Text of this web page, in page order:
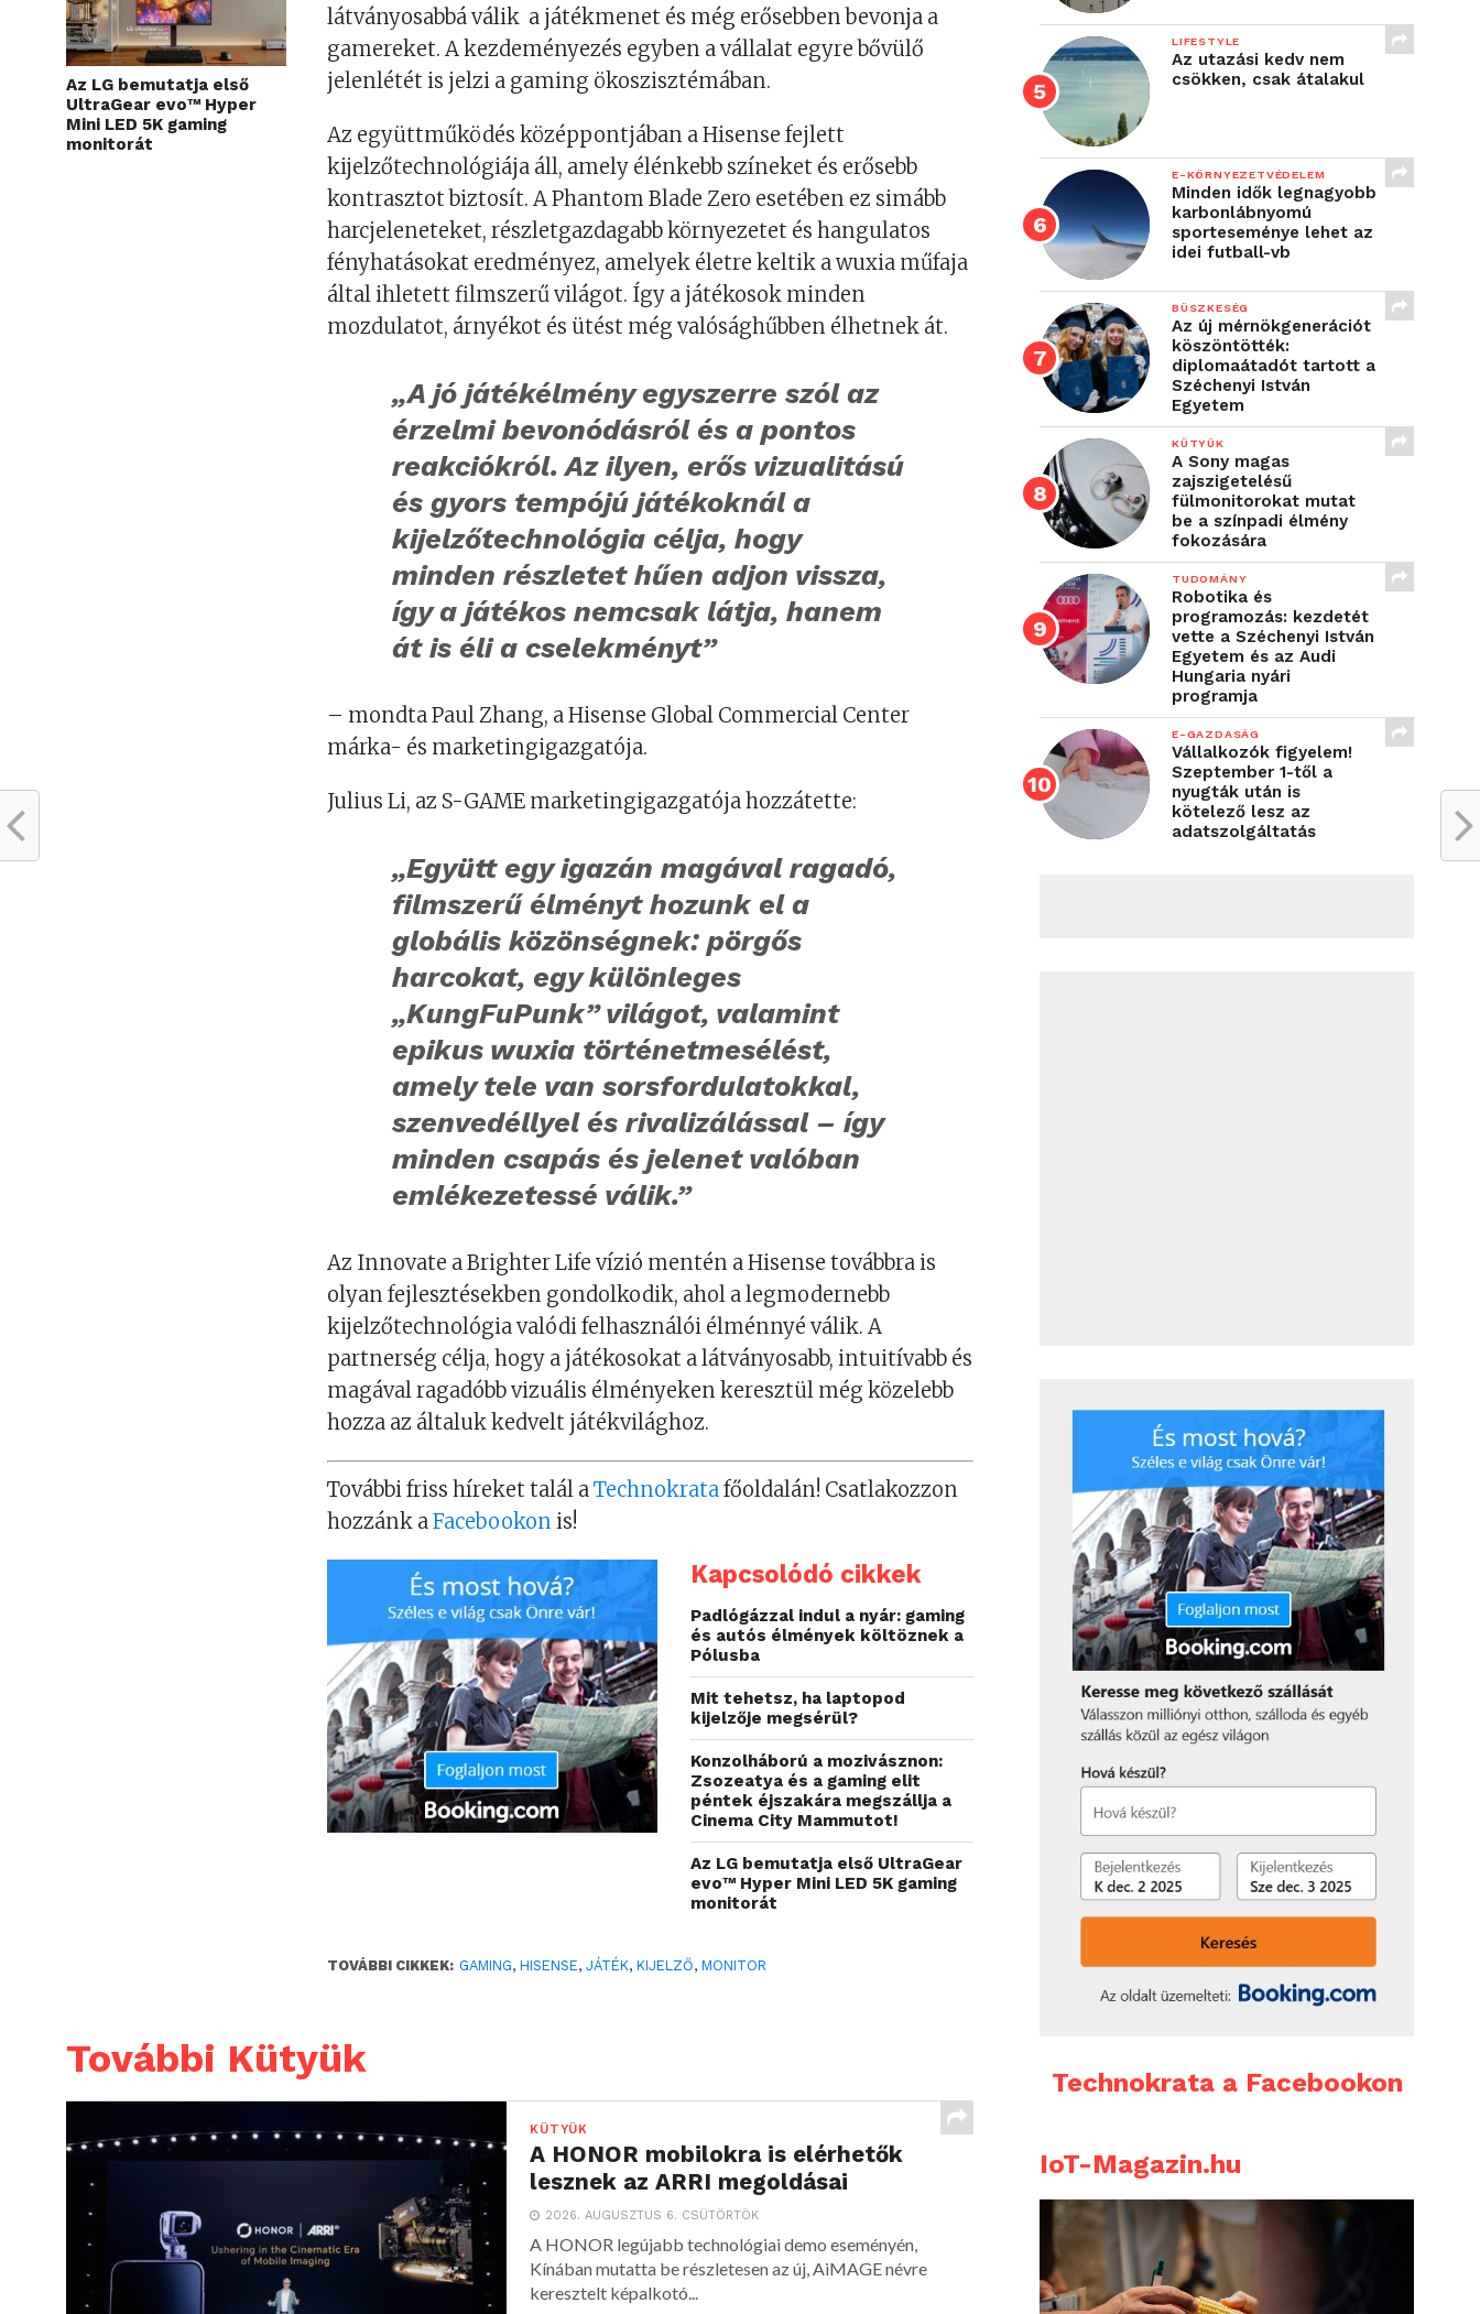
Az LG bemutatja első
UltraGear evo™ Hyper
Mini LED 5K gaming
monitorát
látványosabbá válik a játékmenet és még erősebben bevonja a
gamereket. A kezdeményezés egyben a vállalat egyre bővülő
jelenlétét is jelzi a gaming ökoszisztémában.
Az együttműködés középpontjában a Hisense fejlett
kijelzőtechnológiája áll, amely élénkebb színeket és erősebb
kontrasztot biztosít. A Phantom Blade Zero esetében ez simább
harcjeleneteket, részletgazdagabb környezetet és hangulatos
fényhatásokat eredményez, amelyek életre keltik a wuxia műfaja
által ihletett filmszerű világot. Így a játékosok minden
mozdulatot, árnyékot és ütést még valósághűbben élhetnek át.
„A jó játékélmény egyszerre szól az
érzelmi bevonódásról és a pontos
reakciókról. Az ilyen, erős vizualitású
és gyors tempójú játékoknál a
kijelzőtechnológia célja, hogy
minden részletet hűen adjon vissza,
így a játékos nemcsak látja, hanem
át is éli a cselekményt”
– mondta Paul Zhang, a Hisense Global Commercial Center
márka- és marketingigazgatója.
Julius Li, az S-GAME marketingigazgatója hozzátette:
„Együtt egy igazán magával ragadó,
filmszerű élményt hozunk el a
globális közönségnek: pörgős
harcokat, egy különleges
„KungFuPunk” világot, valamint
epikus wuxia történetmesélést,
amely tele van sorsfordulatokkal,
szenvedéllyel és rivalizálással – így
minden csapás és jelenet valóban
emlékezetessé válik.”
Az Innovate a Brighter Life vízió mentén a Hisense továbbra is
olyan fejlesztésekben gondolkodik, ahol a legmodernebb
kijelzőtechnológia valódi felhasználói élménnyé válik. A
partnerség célja, hogy a játékosokat a látványosabb, intuitívabb és
magával ragadóbb vizuális élményeken keresztül még közelebb
hozza az általuk kedvelt játékvilághoz.
További friss híreket talál aTechnokrata főoldalán! Csatlakozzon
hozzánk aFacebookon is!
Kapcsolódó cikkek
Padlógázzal indul a nyár: gaming
és autós élmények költöznek a
Pólusba
Mit tehetsz, ha laptopod
kijelzője megsérül?
Konzolháború a mozivásznon:
Zsozeatya és a gaming elit
péntek éjszakára megszállja a
Cinema City Mammutot!
Az LG bemutatja első UltraGear
evo™ Hyper Mini LED 5K gaming
monitorát
TOVÁBBI CIKKEK: GAMING,HISENSE,JÁTÉK,KIJELZŐ,MONITOR
További Kütyük
KÜTYÜK
A HONOR mobilokra is elérhetők
lesznek az ARRI megoldásai
2026. AUGUSZTUS 6. CSÜTÖRTÖK
A HONOR legújabb technológiai demo eseményén,
Kínában mutatta be részletesen az új, AiMAGE névre
keresztelt képalkotó...
LIFESTYLE
Az utazási kedv nem
csökken, csak átalakul
E-KÖRNYEZETVÉDELEM
Minden idők legnagyobb
karbonlábnyomú
sporteseménye lehet az
idei futball-vb
BÜSZKESÉG
Az új mérnökgenerációt
köszöntötték:
diplomaátadót tartott a
Széchenyi István
Egyetem
KÜTYÜK
A Sony magas
zajszigetelésű
fülmonitorokat mutat
be a színpadi élmény
fokozására
TUDOMÁNY
Robotika és
programozás: kezdetét
vette a Széchenyi István
Egyetem és az Audi
Hungaria nyári
programja
E-GAZDASÁG
Vállalkozók figyelem!
Szeptember 1-től a
nyugták után is
kötelező lesz az
adatszolgáltatás
Technokrata a Facebookon
IoT-Magazin.hu